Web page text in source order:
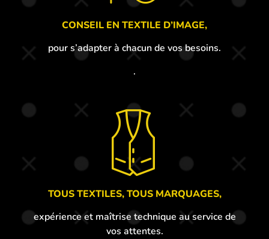
CONSEIL EN TEXTILE D’IMAGE,
pour s’adapter à chacun de vos besoins.
.
TOUS TEXTILES, TOUS MARQUAGES,
expérience et maîtrise technique au service de
vos attentes.